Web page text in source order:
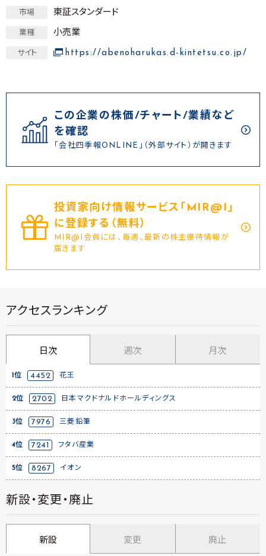
市場 東証スタンダード
業種 小売業
サイト https://abenoharukas.d-kintetsu.co.jp/
この企業の株価/チャート/業績など
を確認
「会社四季報ONLINE」（外部サイト）が開きます
投資家向け情報サービス｢MIR@I｣
に登録する（無料）
MIR@I会員には、毎週、最新の株主優待情報が
届きます
アクセスランキング
日次 週次 月次
1位 4452 花王
2位 2702 日本マクドナルドホールディングス
3位 7976 三菱鉛筆
4位 7241 フタバ産業
5位 8267 イオン
新設・変更・廃止
新設 変更 廃止